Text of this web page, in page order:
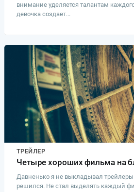
внимание уделяется талантам
девочка создает...
ТРЕЙЛЕР
Четыре хороших фильма на
Давненько я не выкладывал
решился. Не стал выделять каждый